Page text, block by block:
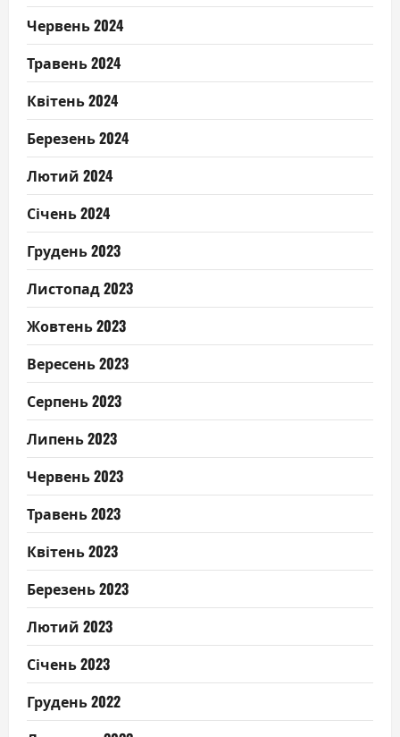
Червень 2024
Травень 2024
Квітень 2024
Березень 2024
Лютий 2024
Січень 2024
Грудень 2023
Листопад 2023
Жовтень 2023
Вересень 2023
Серпень 2023
Липень 2023
Червень 2023
Травень 2023
Квітень 2023
Березень 2023
Лютий 2023
Січень 2023
Грудень 2022